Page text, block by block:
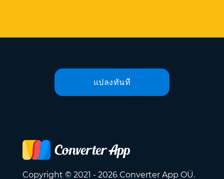
แปลงทันที
Copyright © 2021 - 2026 Converter App OÜ.